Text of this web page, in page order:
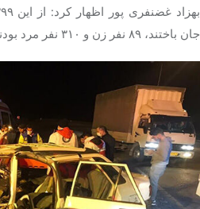
جان باختند، ۸۹ نفر زن و ۳۱۰ نفر مرد بودند.